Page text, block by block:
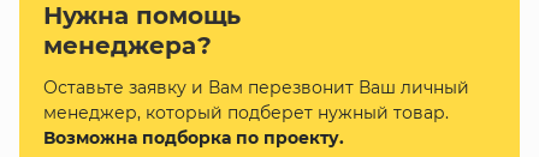
Нужна помощь
менеджера?
Оставьте заявку и Вам перезвонит Ваш личный
менеджер, который подберет нужный товар.
Возможна подборка по проекту.